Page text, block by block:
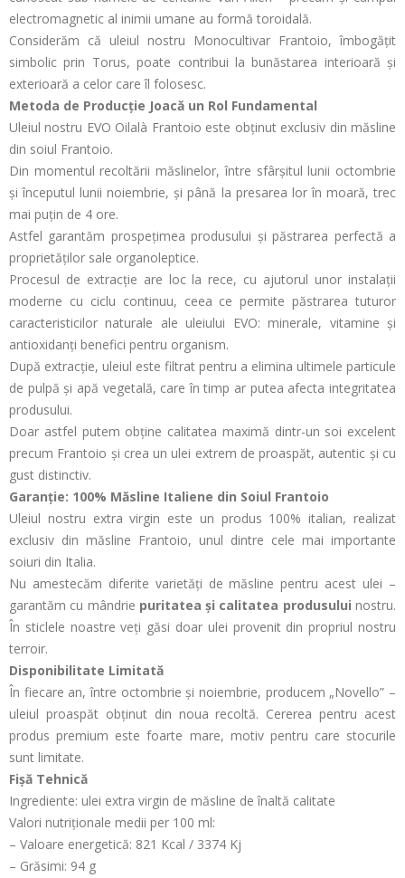
electromagnetic al inimii umane au formă toroidală.
Considerăm că uleiul nostru Monocultivar Frantoio, îmbogățit
simbolic prin Torus, poate contribui la bunăstarea interioară și
exterioară a celor care îl folosesc.
Metoda de Producție Joacă un Rol Fundamental
Uleiul nostru EVO Oilalà Frantoio este obținut exclusiv din măsline
din soiul Frantoio.
Din momentul recoltării măslinelor, între sfârșitul lunii octombrie
și începutul lunii noiembrie, și până la presarea lor în moară, trec
mai puțin de 4 ore.
Astfel garantăm prospețimea produsului și păstrarea perfectă a
proprietăților sale organoleptice.
Procesul de extracție are loc la rece, cu ajutorul unor instalații
moderne cu ciclu continuu, ceea ce permite păstrarea tuturor
caracteristicilor naturale ale uleiului EVO: minerale, vitamine și
antioxidanți benefici pentru organism.
După extracție, uleiul este filtrat pentru a elimina ultimele particule
de pulpă și apă vegetală, care în timp ar putea afecta integritatea
produsului.
Doar astfel putem obține calitatea maximă dintr-un soi excelent
precum Frantoio și crea un ulei extrem de proaspăt, autentic și cu
gust distinctiv.
Garanție: 100% Măsline Italiene din Soiul Frantoio
Uleiul nostru extra virgin este un produs 100% italian, realizat
exclusiv din măsline Frantoio, unul dintre cele mai importante
soiuri din Italia.
Nu amestecăm diferite varietăți de măsline pentru acest ulei –
garantăm cu mândrie puritatea și calitatea produsului nostru.
În sticlele noastre veți găsi doar ulei provenit din propriul nostru
terroir.
Disponibilitate Limitată
În fiecare an, între octombrie și noiembrie, producem „Novello” –
uleiul proaspăt obținut din noua recoltă. Cererea pentru acest
produs premium este foarte mare, motiv pentru care stocurile
sunt limitate.
Fișă Tehnică
Ingrediente: ulei extra virgin de măsline de înaltă calitate
Valori nutriționale medii per 100 ml:
– Valoare energetică: 821 Kcal / 3374 Kj
– Grăsimi: 94 g